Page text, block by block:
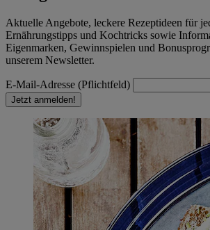
Aktuelle Angebote, leckere Rezeptideen für
Ernährungstipps und Kochtricks sowie
Eigenmarken, Gewinnspielen und
unserem Newsletter.
E-Mail-Adresse (Pflichtfeld)
Jetzt anmelden!